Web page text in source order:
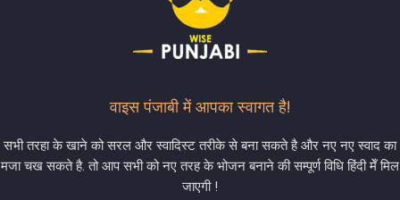
वाइस पंजाबी में आपका स्वागत है!
सभी तरहा के खाने को सरल और स्वादिस्ट तरीके से बना सकते है और नए नए स्वाद का
मजा चख सकते है. तो आप सभी को नए तरह के भोजन बनाने की सम्पूर्ण विधि हिंदी मेँ मिल
जाएगी !